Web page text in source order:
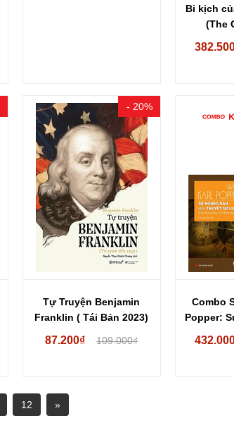
Bi kịch
(The
- 20%
Tự Truyện Benjamin
Franklin ( Tái Bản 2023)
87.200₫ 109.000₫
Combo
Popper:
12 »